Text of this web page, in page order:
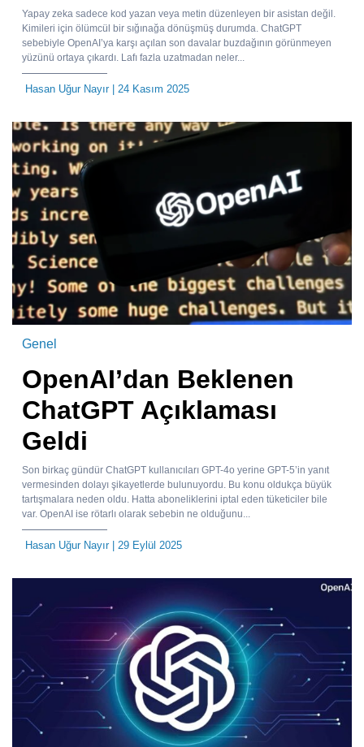
Yapay zeka sadece kod yazan veya metin düzenleyen bir asistan değil.
Kimileri için ölümcül bir sığınağa dönüşmüş durumda. ChatGPT
sebebiyle OpenAI’ya karşı açılan son davalar buzdağının görünmeyen
yüzünü ortaya çıkardı. Lafı fazla uzatmadan neler...
Hasan Uğur Nayır| 24 Kasım 2025
Genel
OpenAI’dan Beklenen
ChatGPT Açıklaması
Geldi
Son birkaç gündür ChatGPT kullanıcıları GPT-4o yerine GPT-5’in yanıt
vermesinden dolayı şikayetlerde bulunuyordu. Bu konu oldukça büyük
tartışmalara neden oldu. Hatta aboneliklerini iptal eden tüketiciler bile
var. OpenAI ise rötarlı olarak sebebin ne olduğunu...
Hasan Uğur Nayır| 29 Eylül 2025